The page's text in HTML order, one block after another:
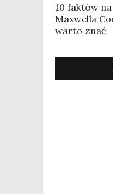
10 faktów
Maxwella
warto znać